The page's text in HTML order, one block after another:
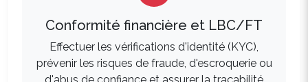
Conformité financière et LBC/FT
Effectuer les vérifications d'identité (KYC),
prévenir les risques de fraude, d'escroquerie ou